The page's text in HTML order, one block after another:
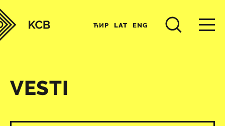
ЋИР LAT ENG
VESTI